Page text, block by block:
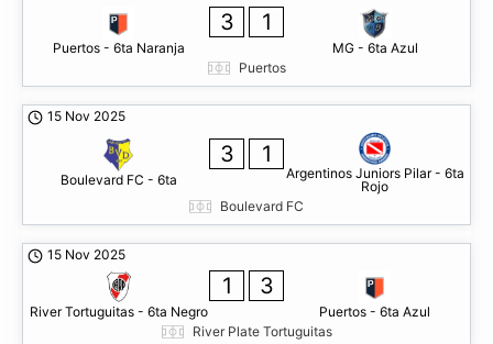
Puertos - 6ta Naranja
3 1
MG - 6ta Azul
Puertos
15 Nov 2025
Boulevard FC - 6ta
3 1
Argentinos Juniors Pilar - 6ta
Rojo
Boulevard FC
15 Nov 2025
River Tortuguitas - 6ta Negro
1 3
Puertos - 6ta Azul
River Plate Tortuguitas